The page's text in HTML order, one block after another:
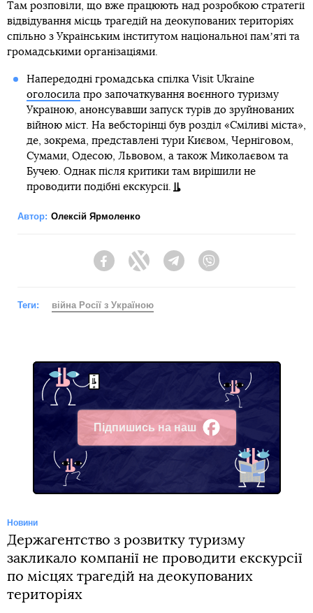
Там розповіли, що вже працюють над розробкою стратегії
відвідування місць трагедій на деокупованих територіях
спільно з Українським інститутом національної памʼяті та
громадськими організаціями.
Напередодні громадська спілка Visit Ukraine
оголосилапро започаткування воєнного туризму
Україною, анонсувавши запуск турів до зруйнованих
війною міст. На вебсторінці був розділ «Сміливі міста»,
де, зокрема, представлені тури Києвом, Черніговом,
Сумами, Одесою, Львовом, а також Миколаєвом та
Бучею. Однак після критики там вирішили не
проводити подібні екскурсії.
Автор: Олексій Ярмоленко
FacebookTwitter Telegram
Теги: війна Росії з Україною
Підпишись на наш
Facebook
Новини
Держагентство з розвитку туризму
закликало компанії не проводити екскурсії
по місцях трагедій на деокупованих
територіях